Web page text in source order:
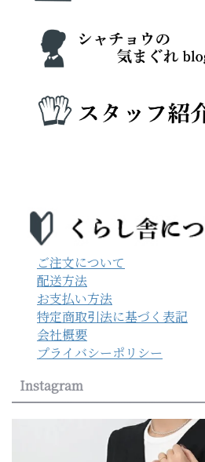
ご注文について
配送方法
お支払い方法
特定商取引法に基づく表記
会社概要
プライバシーポリシー
Instagram